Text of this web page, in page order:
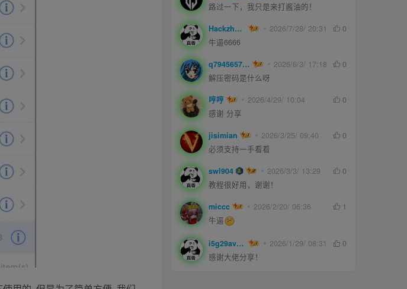
路过一下，我只是来打酱油的！
Hackzheng 2026/7/28/ 20:31
0
牛逼6666
q794565750 2026/6/3/ 17:18
0
解压密码是什么呀
哼哼 2026/4/29/ 10:04
0
感谢 分享
jisimian 2026/3/25/ 09:40
0
必须支持一手看看
swl904 2026/3/3/ 13:29
0
教程很好用，谢谢！
miccc 2026/2/20/ 06:36
1
牛逼
i5g29ave0m 2026/1/29/ 08:31
0
感谢大佬分享！